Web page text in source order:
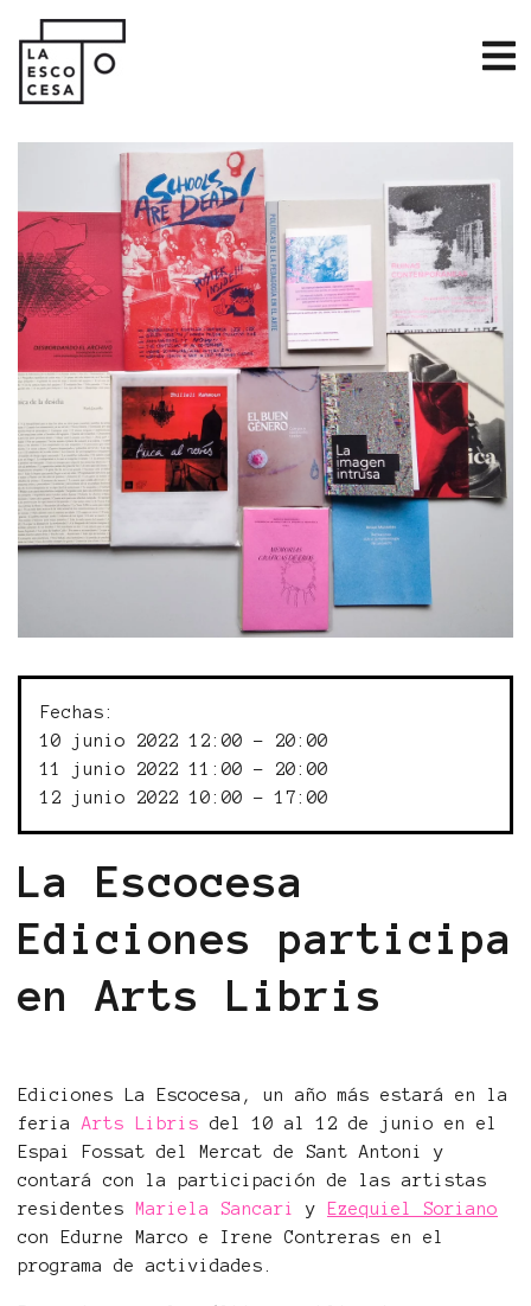
Fechas:
10 junio 2022 12:00 - 20:00
11 junio 2022 11:00 - 20:00
12 junio 2022 10:00 - 17:00
La Escocesa
Ediciones participa
en Arts Libris
Ediciones La Escocesa, un año más estará en la
feria Arts Libris del 10 al 12 de junio en el
Espai Fossat del Mercat de Sant Antoni y
contará con la participación de las artistas
residentes
Mariela Sancari y
Ezequiel Soriano
con Edurne Marco e Irene Contreras en el
programa de actividades.